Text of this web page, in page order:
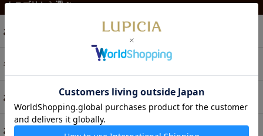
カテゴリから選ぶ
お茶
ギフト
お菓子・食品・飲料
お買い得商品